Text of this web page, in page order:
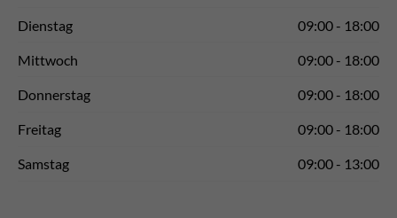
Dienstag 09:00 - 18:00
Mittwoch 09:00 - 18:00
Donnerstag 09:00 - 18:00
Freitag 09:00 - 18:00
Samstag 09:00 - 13:00